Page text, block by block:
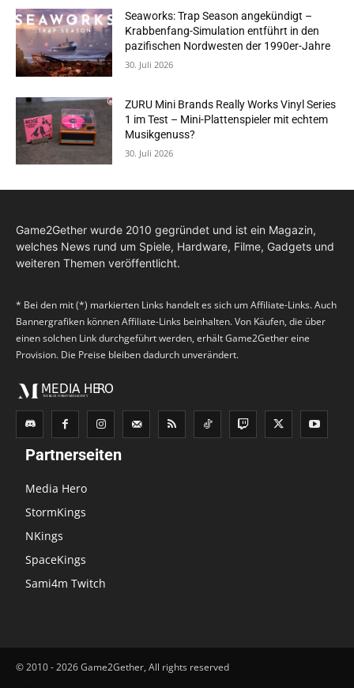
Seaworks: Trap Season angekündigt –
Krabbenfang-Simulation entführt in den
pazifischen Nordwesten der 1990er-Jahre
30. Juli 2026
ZURU Mini Brands Really Works Vinyl Series
1 im Test – Mini-Plattenspieler mit echtem
Musikgenuss?
30. Juli 2026
Game2Gether wurde 2010 gegründet und ist ein Magazin,
welches News rund um Spiele, Hardware, Filme, Gadgets und
weiteren Themen veröffentlicht.
* Bei den mit (*) markierten Links handelt es sich um Affiliate-Links. Auch
Bannergrafiken können Affiliate-Links beinhalten. Von Käufen, die über
einen solchen Link durchgeführt werden, erhält Game2Gether eine
Provision. Die Preise bleiben dadurch unverändert.
Partnerseiten
Media Hero
StormKings
NKings
SpaceKings
Sami4m Twitch
© 2010 - 2026 Game2Gether, All rights reserved